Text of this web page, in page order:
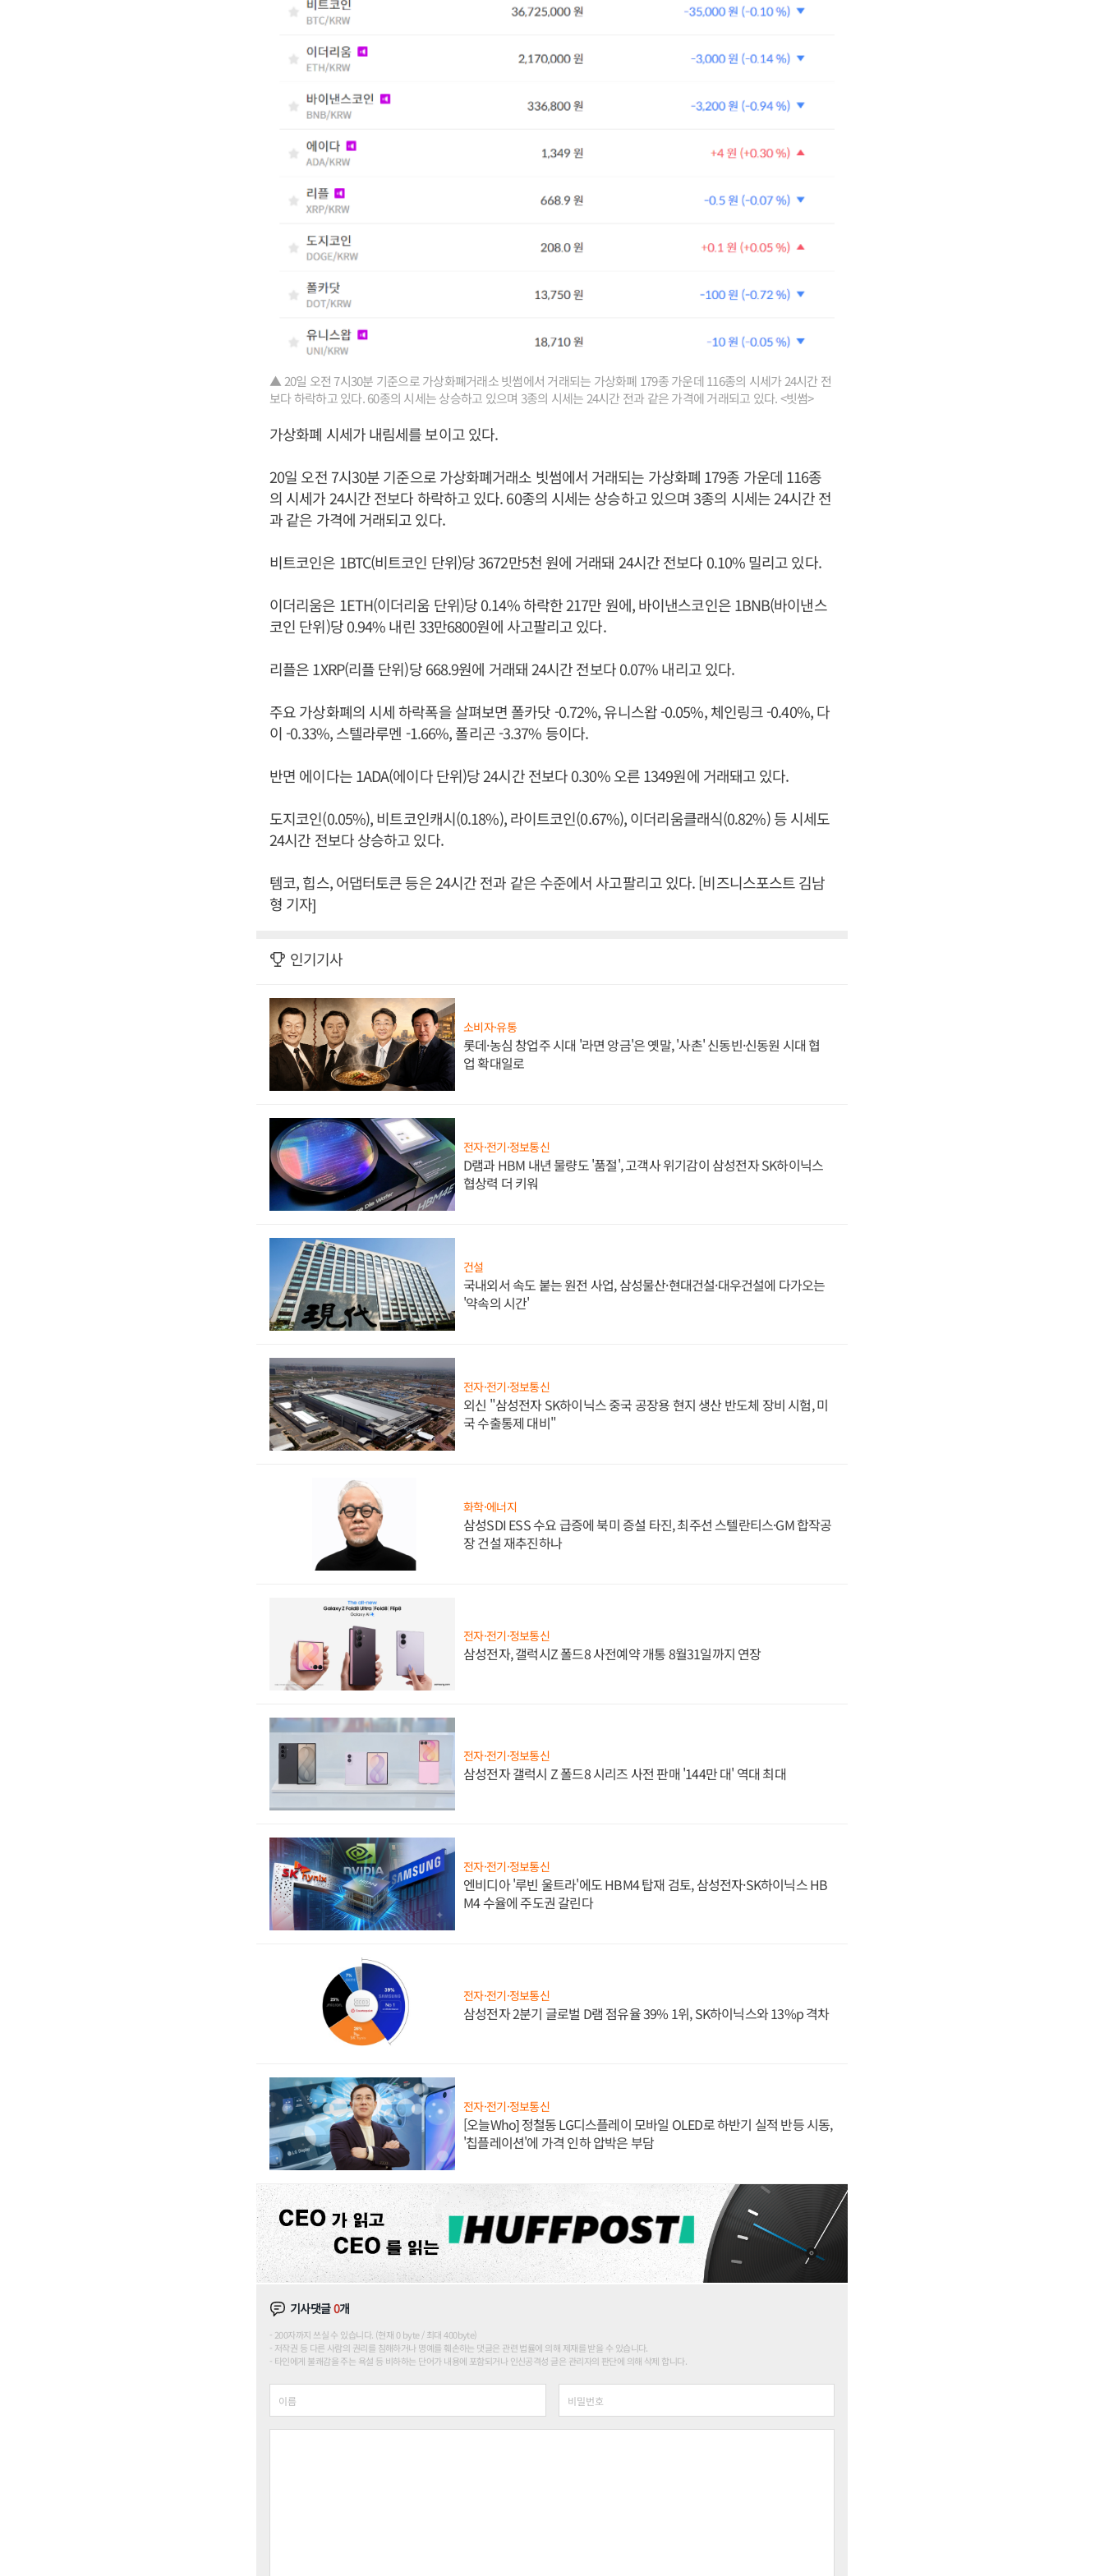
▲ 20일 오전 7시30분 기준으로 가상화폐거래소 빗썸에서 거래되는 가상화폐 179종 가운데 116종의 시세가 24시간 전
보다 하락하고 있다. 60종의 시세는 상승하고 있으며 3종의 시세는 24시간 전과 같은 가격에 거래되고 있다. <빗썸>
가상화폐 시세가 내림세를 보이고 있다.
20일 오전 7시30분 기준으로 가상화폐거래소 빗썸에서 거래되는 가상화폐 179종 가운데 116종
의 시세가 24시간 전보다 하락하고 있다. 60종의 시세는 상승하고 있으며 3종의 시세는 24시간 전
과 같은 가격에 거래되고 있다.
비트코인은 1BTC(비트코인 단위)당 3672만5천 원에 거래돼 24시간 전보다 0.10% 밀리고 있다.
이더리움은 1ETH(이더리움 단위)당 0.14% 하락한 217만 원에, 바이낸스코인은 1BNB(바이낸스
코인 단위)당 0.94% 내린 33만6800원에 사고팔리고 있다.
리플은 1XRP(리플 단위)당 668.9원에 거래돼 24시간 전보다 0.07% 내리고 있다.
주요 가상화폐의 시세 하락폭을 살펴보면 폴카닷 -0.72%, 유니스왑 -0.05%, 체인링크 -0.40%, 다
이 -0.33%, 스텔라루멘 -1.66%, 폴리곤 -3.37% 등이다.
반면 에이다는 1ADA(에이다 단위)당 24시간 전보다 0.30% 오른 1349원에 거래돼고 있다.
도지코인(0.05%), 비트코인캐시(0.18%), 라이트코인(0.67%), 이더리움클래식(0.82%) 등 시세도
24시간 전보다 상승하고 있다.
템코, 힙스, 어댑터토큰 등은 24시간 전과 같은 수준에서 사고팔리고 있다. [비즈니스포스트 김남
형 기자]
인기기사
소비자·유통
롯데·농심 창업주 시대 '라면 앙금'은 옛말, '사촌' 신동빈·신동원 시대 협
업 확대일로
전자·전기·정보통신
D램과 HBM 내년 물량도 '품절', 고객사 위기감이 삼성전자 SK하이닉스
협상력 더 키워
건설
국내외서 속도 붙는 원전 사업, 삼성물산·현대건설·대우건설에 다가오는
'약속의 시간'
전자·전기·정보통신
외신 "삼성전자 SK하이닉스 중국 공장용 현지 생산 반도체 장비 시험, 미
국 수출통제 대비"
화학·에너지
삼성SDI ESS 수요 급증에 북미 증설 타진, 최주선 스텔란티스·GM 합작공
장 건설 재추진하나
전자·전기·정보통신
삼성전자, 갤럭시Z 폴드8 사전예약 개통 8월31일까지 연장
전자·전기·정보통신
삼성전자 갤럭시 Z 폴드8 시리즈 사전 판매 '144만 대' 역대 최대
전자·전기·정보통신
엔비디아 '루빈 울트라'에도 HBM4 탑재 검토, 삼성전자·SK하이닉스 HB
M4 수율에 주도권 갈린다
전자·전기·정보통신
삼성전자 2분기 글로벌 D램 점유율 39% 1위, SK하이닉스와 13%p 격차
전자·전기·정보통신
[오늘Who] 정철동 LG디스플레이 모바일 OLED로 하반기 실적 반등 시동,
'칩플레이션'에 가격 인하 압박은 부담
기사댓글0개
200자까지 쓰실 수 있습니다. (현재 0 byte / 최대 400byte)
저작권 등 다른 사람의 권리를 침해하거나 명예를 훼손하는 댓글은 관련 법률에 의해 제재를 받을 수 있습니다.
타인에게 불쾌감을 주는 욕설 등 비하하는 단어가 내용에 포함되거나 인신공격성 글은 관리자의 판단에 의해 삭제 합니다.